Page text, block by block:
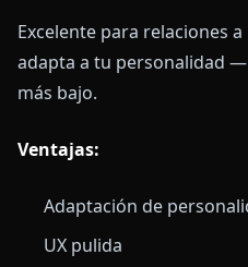
Excelente para relaciones
adapta a tu personalidad
más bajo.
Ventajas:
Adaptación de
UX pulida